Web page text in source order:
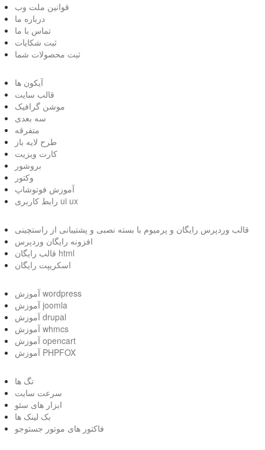
قوانین ملت وب
درباره ما
تماس با ما
ثبت شکایات
ثبت محصولات شما
آیکون ها
قالب سایت
موشن گرافیک
سه بعدی
متفرقه
طرح لایه باز
کارت ویزیت
بروشور
وکتور
آموزش فوتوشاپ
رابط کاربری ui ux
قالب وردپرس رایگان و پرمیوم با بسته نصبی و پشتیبانی از راستچینی
افزونه رایگان وردپرس
قالب رایگان html
اسکریپت رایگان
آموزش wordpress
آموزش joomla
آموزش drupal
آموزش whmcs
آموزش opencart
آموزش PHPFOX
تگ ها
سرعت سایت
ابزار های سئو
بک لینک ها
فاکتور های موتور جستوجو